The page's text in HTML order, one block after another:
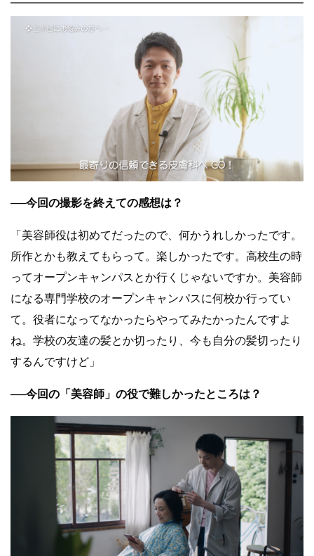
──今回の撮影を終えての感想は？
「美容師役は初めてだったので、何かうれしかったです。
所作とかも教えてもらって。楽しかったです。高校生の時
ってオープンキャンパスとか行くじゃないですか。美容師
になる専門学校のオープンキャンパスに何校か行ってい
て。役者になってなかったらやってみたかったんですよ
ね。学校の友達の髪とか切ったり、今も自分の髪切ったり
するんですけど」
──今回の「美容師」の役で難しかったところは？